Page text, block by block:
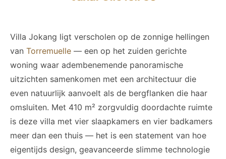
Villa Jokang ligt verscholen op de zonnige hellingen
van Torremuelle — een op het zuiden gerichte
woning waar adembenemende panoramische
uitzichten samenkomen met een architectuur die
even natuurlijk aanvoelt als de bergflanken die haar
omsluiten. Met 410 m² zorgvuldig doordachte ruimte
is deze villa met vier slaapkamers en vier badkamers
meer dan een thuis — het is een statement van hoe
eigentijds design, geavanceerde slimme technologie